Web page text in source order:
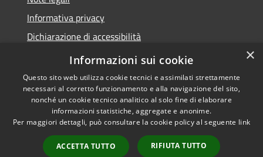
Informativa privacy
Dichiarazione di accessibilità
Obiettivi di accessibilità
Accessibilità
Copyright © 2026 • Comune di
San Giorgio Bigarello •
Powered byMunicipium
×
Informazioni sui cookie
Questo sito web utilizza cookie tecnici e assimilati strettamente
necessari al corretto funzionamento e alla navigazione del sito,
nonché un cookie tecnico analitico al solo fine di elaborare
informazioni statistiche, aggregate e anonime.
Per maggiori dettagli, può consultare la cookie policy al seguente link
ACCETTA TUTTO RIFIUTA TUTTO